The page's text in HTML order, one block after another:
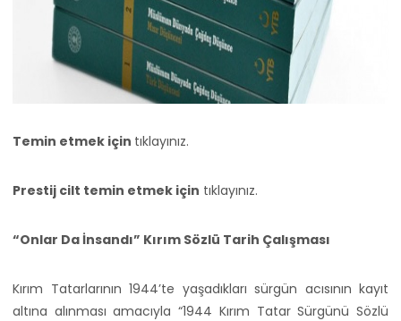
Temin etmek için tıklayınız.
Prestij cilt temin etmek için tıklayınız.
“Onlar Da İnsandı” Kırım Sözlü Tarih Çalışması
Kırım Tatarlarının 1944’te yaşadıkları sürgün acısının kayıt
altına alınması amacıyla “1944 Kırım Tatar Sürgünü Sözlü